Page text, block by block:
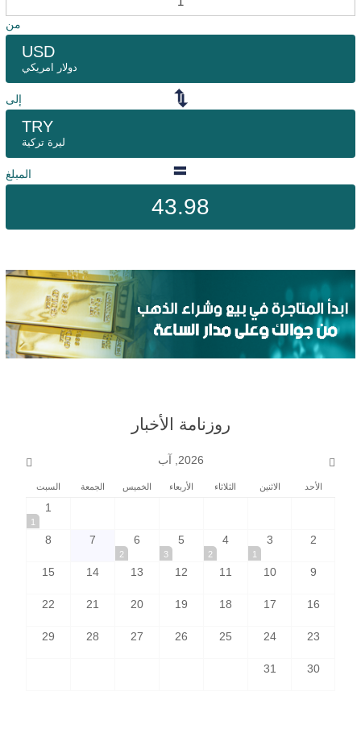
من
USD
دولار امريكي
إلى
TRY
ليرة تركية
المبلغ
43.98
روزنامة الأخبار
2026, آب
الأحد الاثنين الثلاثاء الأربعاء الخميس الجمعة السبت
1
1
2
3
1
4
2
5
3
6
2
7
8
9
10
11
12
13
14
15
16
17
18
19
20
21
22
23
24
25
26
27
28
29
30
31